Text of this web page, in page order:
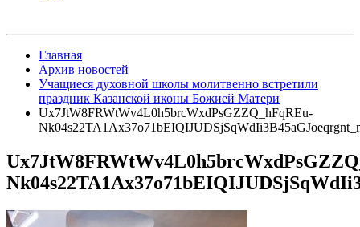
Главная
Архив новостей
Учащиеся духовной школы молитвенно встретили
праздник Казанской иконы Божией Матери
Ux7JtW8FRWtWv4L0h5brcWxdPsGZZQ_hFqREu-